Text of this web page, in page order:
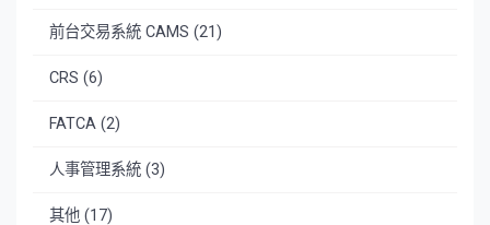
前台交易系統 CAMS (21)
CRS (6)
FATCA (2)
人事管理系統 (3)
其他 (17)